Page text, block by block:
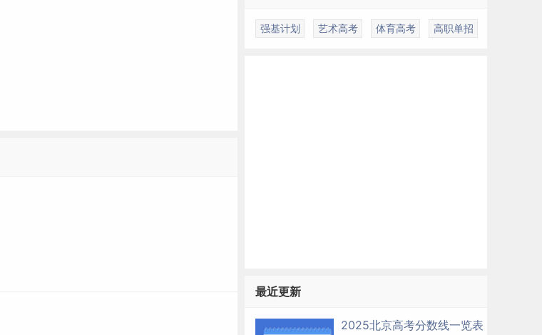
强基计划 艺术高考 体育高考 高职单招
最近更新
2025北京高考分数线一览表